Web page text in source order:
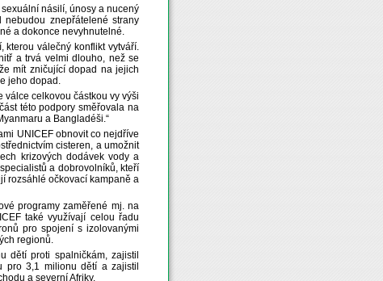
násilí, únosy a nucený
znepřátelené strany
a dokonce nevyhnutelné.
kterou válečný konflikt vytváří.
a trvá velmi dlouho, než se
mít zničující dopad na jejich
jeho dopad.
válce celkovou částkou vy výši
této podpory směřovala na
a Bangladéši.“
UNICEF obnovit co nejdříve
cisteren, a umožnit
krizových dodávek vody a
a dobrovolníků, kteří
rozsáhlé očkovací kampaně a
programy zaměřené mj. na
také využívají celou řadu
pro spojení s izolovanými
regionů.
dětí proti spalničkám, zajistil
pro 3,1 milionu dětí a zajistil
a severní Afriky.